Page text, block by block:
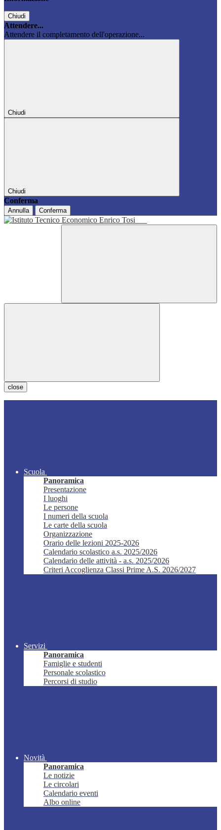
Chiudi
Attendere...
Attendere il completamento dell'operazione...
Chiudi
Chiudi
Conferma
Annulla Conferma
close
Scuola
Panoramica
Presentazione
I luoghi
Le persone
I numeri della scuola
Le carte della scuola
Organizzazione
Orario delle lezioni 2025-2026
Calendario scolastico a.s. 2025/2026
Calendario delle attività - a.s. 2025/2026
Criteri Accoglienza Classi Prime A.S. 2026/2027
Servizi
Panoramica
Famiglie e studenti
Personale scolastico
Percorsi di studio
Novità
Panoramica
Le notizie
Le circolari
Calendario eventi
Albo online